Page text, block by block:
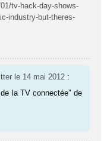
tv-hack-day-shows-
industry-but-theres-
le 14 mai 2012 :
la TV connectée” de